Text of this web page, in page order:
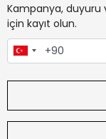
Kampanya, duyuru
için kayıt olun.